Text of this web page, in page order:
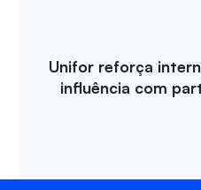
Unifor reforça
influência com